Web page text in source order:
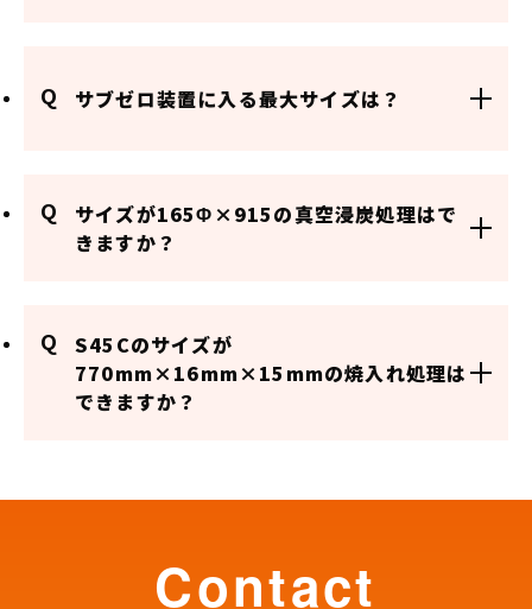
Q サブゼロ装置に入る最大サイズは？
Q
サイズが165Φ×915の真空浸炭処理はで
きますか？
Q
S45Cのサイズが
770mm×16mm×15mmの焼入れ処理は
できますか？
contact